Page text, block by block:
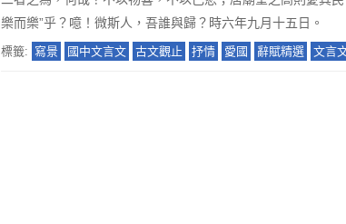
樂而樂”乎？噫！微斯人，吾誰與歸？時六年九月十五日。
標籤: 寫景 國中文言文 古文觀止 抒情 愛國 辭賦精選 文言